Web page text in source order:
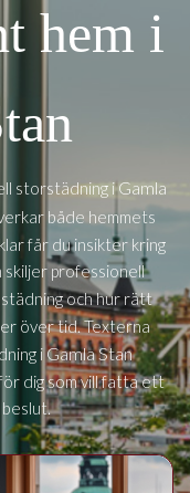
hem i
storstädning iGamla
både hemmets
får du insikter kring
skiljer professionell
och hur rätt
över tid. Texterna
iGamla Stan
dig som vill fatta ett